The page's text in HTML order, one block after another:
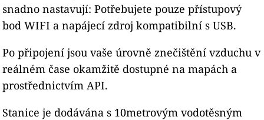
snadno nastavují: Potřebujete pouze přístupový
bod WIFI a napájecí zdroj kompatibilní s USB.
Po připojení jsou vaše úrovně znečištění vzduchu v
reálném čase okamžitě dostupné na mapách a
prostřednictvím API.
Stanice je dodávána s 10metrovým vodotěsným